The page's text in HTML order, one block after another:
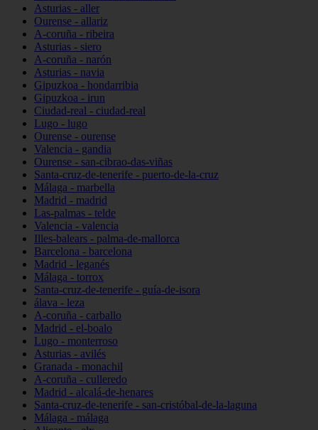
Asturias - aller
Ourense - allariz
A-coruña - ribeira
Asturias - siero
A-coruña - narón
Asturias - navia
Gipuzkoa - hondarribia
Gipuzkoa - irun
Ciudad-real - ciudad-real
Lugo - lugo
Ourense - ourense
Valencia - gandia
Ourense - san-cibrao-das-viñas
Santa-cruz-de-tenerife - puerto-de-la-cruz
Málaga - marbella
Madrid - madrid
Las-palmas - telde
Valencia - valencia
Illes-balears - palma-de-mallorca
Barcelona - barcelona
Madrid - leganés
Málaga - torrox
Santa-cruz-de-tenerife - guía-de-isora
álava - leza
A-coruña - carballo
Madrid - el-boalo
Lugo - monterroso
Asturias - avilés
Granada - monachil
A-coruña - culleredo
Madrid - alcalá-de-henares
Santa-cruz-de-tenerife - san-cristóbal-de-la-laguna
Málaga - málaga